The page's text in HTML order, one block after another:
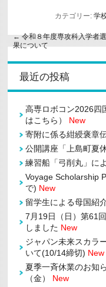
カテゴリー:学
←令和８年度専攻科入学者
果について
最近の投稿
高専ロボコン2026四
はこちら） New
寄附に係る紺綬褒章
公開講座「上島町夏
練習船「弓削丸」に
Voyage Scholarship
で) New
留学生による母国紹
7月19日（日）第61
しました New
ジャパン未来スカラ
いて(10/14締切) New
夏季一斉休業のお知
（金） New